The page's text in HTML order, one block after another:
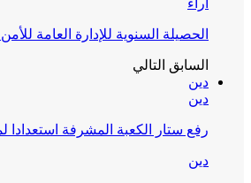
آراء
الحصيلة السنوية للإدارة العامة للأمن
السابق التالي
دين
دين
رفع ستار الكعبة المشرفة استعدادا
دين